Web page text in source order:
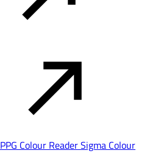
PPG Colour ReaderSigma Colour